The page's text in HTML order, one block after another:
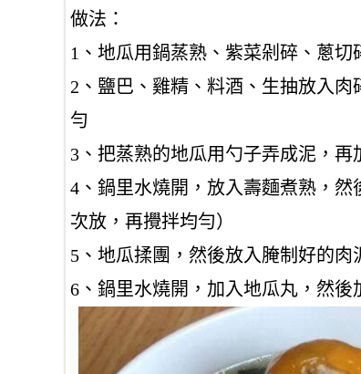
做法：
1、地瓜用鍋蒸熟、紫菜剁碎、蔥切
2、鹽巴、雞精、料酒、生抽放入肉
勻
3、把蒸熟的地瓜用勺子弄成泥，
4、鍋里水燒開，放入壽麵煮熟，
次放，再攪拌均勻）
5、地瓜揉團，然後放入腌制好的
6、鍋里水燒開，加入地瓜丸，然